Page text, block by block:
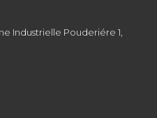
Industrielle Pouderiére 1,